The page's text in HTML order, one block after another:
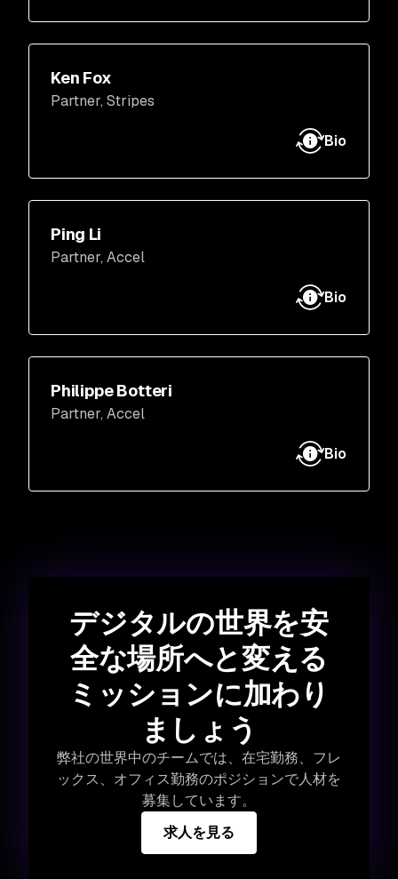
しました。VMware の前は、SAP および
Symantec で追加の取締役職を務めていまし
た。現在は Phillips の取締役会のメンバーで
Ken Fox
Partner, Stripes
Bio
ケン (Ken) は Stripes の創業者であり、当社の
コンシューマーおよびエンタープライズ企業
た、投資委員会の一員でもあります。Stripes
NetQuote をはじめとする、テクノロジーを活
用した企業やコンシューマー向け製品企業に
投資し、経営にも携わっていました。過去に
は、 Internet Capital Group, Inc. のマネージン
グディレクター兼共同創業者を務め、ICG
Asia Ltd. の創業者兼会長でもありました。ICG
設立以前は、Safeguard Scientifics, Inc. の西
海岸事業担当ディレクターを務め、また A-10
Capital の共同創業者でもありました。ペンシ
Ping Li
Partner, Accel
Bio
ピング (Ping) は、ビジネスソフトウェアアプ
リケーションとクラウドネイティブテクノロ
のパートナーです。過去には Cloudera
収)、Heptio (VMware が買収)、Semmle
(Microsoft/GitHub が買収)、Sumo Logic
(NASDAQ) など、注目すべき多数の投資のイ
Philippe Botteri
Partner, Accel
Bio
フィリップ (Philippe) は、クラウドアプリケ
ーションおよびセキュリティに注力している
しており、現在は DocuSign (NASDAQ)、
UiPath (NYSE) などの企業の取締役会メンバー
デジタルの世界を安
全な場所へと変える
ミッションに加わり
ましょう
弊社の世界中のチームでは、在宅勤務、フレ
ックス、オフィス勤務のポジションで人材を
募集しています。
求人を見る